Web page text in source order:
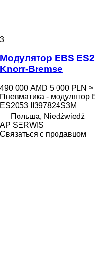
3
Модулятор EBS
Knorr-Bremse
490 000 AMD 5 000 PLN ≈
Пневматика - модулятор
ES2053 II397824S3M
Польша, Niedźwiedź
AP SERWIS
Связаться с продавцом